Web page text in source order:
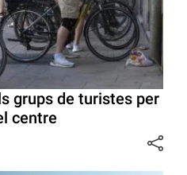
grups de turistes per
centre